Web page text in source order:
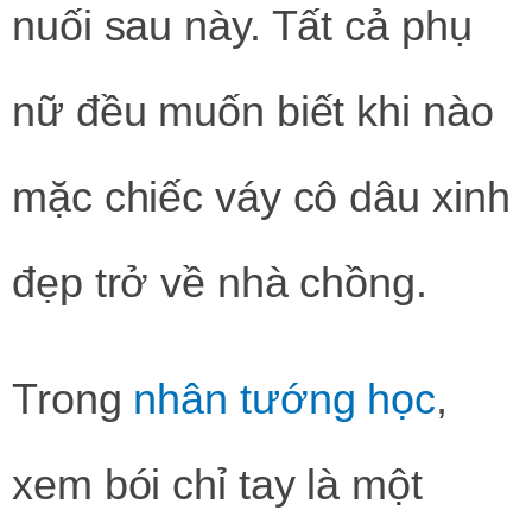
nuối sau này. Tất cả phụ
nữ đều muốn biết khi nào
mặc chiếc váy cô dâu xinh
đẹp trở về nhà chồng.
Trong nhân tướng học,
xem bói chỉ tay là một